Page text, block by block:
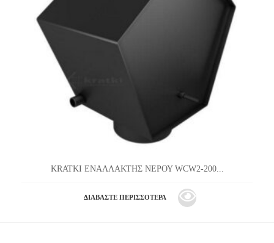
KRATKI ΕΝΑΛΛΑΚΤΗΣ ΝΕΡΟΥ WCW2-200...
ΔΙΑΒΆΣΤΕ ΠΕΡΙΣΣΌΤΕΡΑ